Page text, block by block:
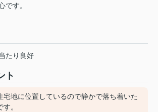
です。
たり良好
ト
宅地に位置しているので静かで落ち着いた
。